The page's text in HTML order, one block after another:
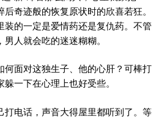
奇迹般的恢复原状时的欣喜若狂。
的一定是爱情药还是复仇药。不管
人就会吃的迷迷糊糊。
面对这独生子、他的心肝？可棒打
一下在心理上也好受些。
电话，声音大得屋里都听到了。等